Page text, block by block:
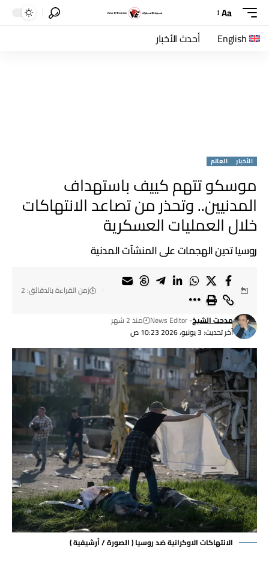
Aa
English أحدث الأخبار
الأخبار العالم
موسكو تتهم كييف باستهداف
المدنيين.. وتحذر من تصاعد الانتهاكات
خلال العمليات العسكرية
روسيا تدين الهجمات على المنشآت المدنية
آخر تحديث: 3 يونيو، 2026 10:23 ص
مدحت الشيخ- News Editor منذ 2 شهر
زمن القراءة بالدقائق: 2
الانتهاكات الاوكرانية ضد روسيا ( الصورة / أرشيفية )